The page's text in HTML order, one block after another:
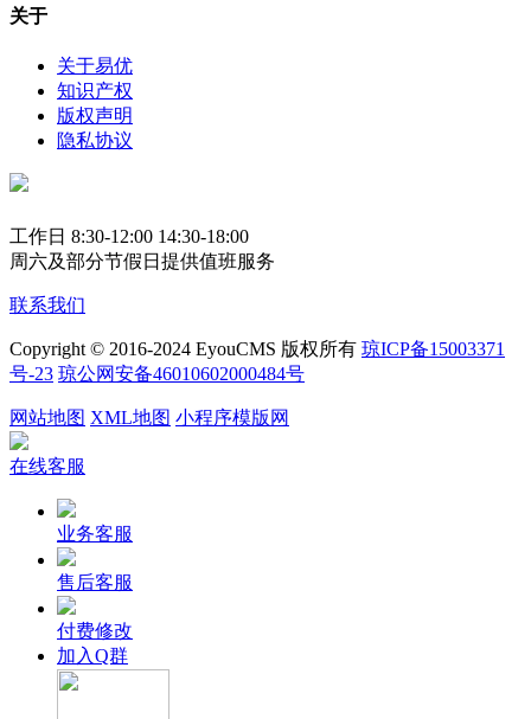
关于
关于易优
知识产权
版权声明
隐私协议
工作日 8:30-12:00 14:30-18:00
周六及部分节假日提供值班服务
联系我们
Copyright © 2016-2024 EyouCMS 版权所有 琼ICP备15003371
号-23 琼公网安备46010602000484号
网站地图 XML地图 小程序模版网
在线客服
业务客服
售后客服
付费修改
加入Q群